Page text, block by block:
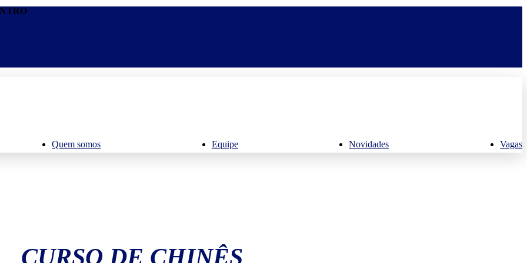
Quem somos Equipe Novidades Vagas
CURSO DE CHINÊS